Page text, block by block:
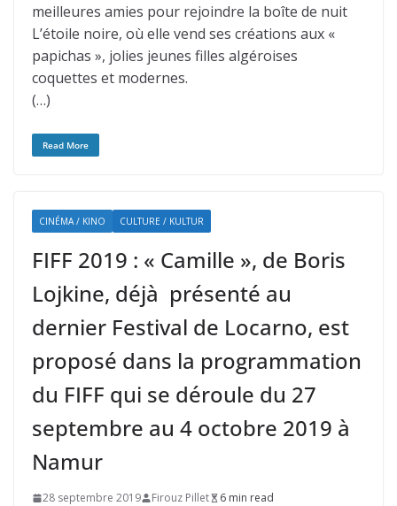
meilleures amies pour rejoindre la boîte de nuit
L’étoile noire, où elle vend ses créations aux «
papichas », jolies jeunes filles algéroises
coquettes et modernes.
(…)
Read More
CINÉMA / KINO CULTURE / KULTUR
FIFF 2019 : « Camille », de Boris
Lojkine, déjà présenté au
dernier Festival de Locarno, est
proposé dans la programmation
du FIFF qui se déroule du 27
septembre au 4 octobre 2019 à
Namur
28 septembre 2019 Firouz Pillet
6 min read